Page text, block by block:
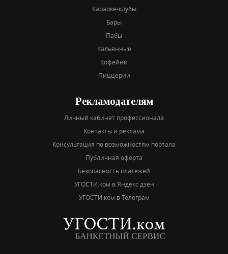
Караоке-клубы
Бары
Пабы
Кальянные
Кофейни
Пиццерии
Рекламодателям
Личный кабинет профессионала
Контакты и реклама
Консультация по возможностям портала
Публичная оферта
Безопасность платежей
УГОСТИ.ком в Яндекс дзен
УГОСТИ.ком в Телеграм